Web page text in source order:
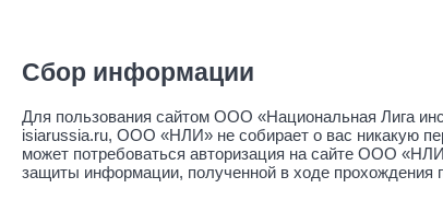
Сбор информации
Для пользования сайтом ООО «Национальная Лига
isiarussia.ru, ООО «НЛИ» не собирает о вас никакую
может потребоваться авторизация на сайте ООО
защиты информации, полученной в ходе прохождения